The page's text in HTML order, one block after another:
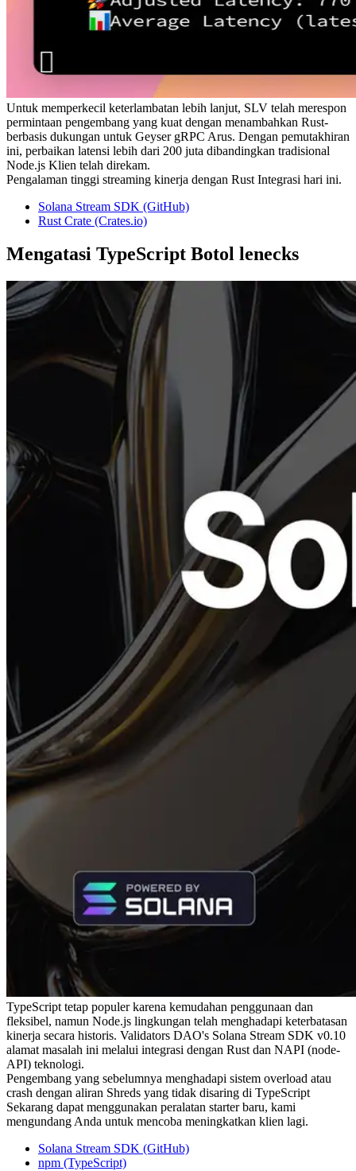
Untuk memperkecil keterlambatan lebih lanjut, SLV telah merespon
permintaan pengembang yang kuat dengan menambahkan Rust-
berbasis dukungan untuk Geyser gRPC Arus. Dengan pemutakhiran
ini, perbaikan latensi lebih dari 200 juta dibandingkan tradisional
Node.js Klien telah direkam.
Pengalaman tinggi streaming kinerja dengan Rust Integrasi hari ini.
Solana Stream SDK (GitHub)
Rust Crate (Crates.io)
Mengatasi TypeScript Botol lenecks
TypeScript tetap populer karena kemudahan penggunaan dan
fleksibel, namun Node.js lingkungan telah menghadapi keterbatasan
kinerja secara historis. Validators DAO's Solana Stream SDK v0.10
alamat masalah ini melalui integrasi dengan Rust dan NAPI (node-
API) teknologi.
Pengembang yang sebelumnya menghadapi sistem overload atau
crash dengan aliran Shreds yang tidak disaring di TypeScript
Sekarang dapat menggunakan peralatan starter baru, kami
mengundang Anda untuk mencoba meningkatkan klien lagi.
Solana Stream SDK (GitHub)
npm (TypeScript)